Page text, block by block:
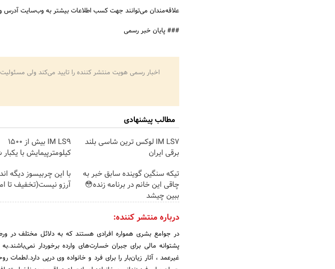
علاقه‌مندان می‌توانند جهت کسب اطلاعات بیشتر به وب‌سایت آدرس
### پایان خبر رسمی
اخبار رسمی هویت منتشر کننده را تایید می‌کند ولی
مطالب پیشنهادی
IM LS7 لوکس ترین شاسی بلند
برقی ایران
IM LS9 بیش از 1500
کیلومترپیمایش با یکبار
تیکه سنگین گوینده سابق خبر به
چاقی این خانم در برنامه زنده😳
ببین چیشد
با این چربیسوز دیگه
آرزو نیست(تخفیف تا
درباره منتشر کننده:
در جوامع‌ بشری همواره افرادی هستند که به دلائل مختلف در
پشتوانه‌ مالی برای جبران خسارت‌های وارده برخوردار
غیرعمد ، آثار زیان‌بار را برای فرد و خانواده وی درپی